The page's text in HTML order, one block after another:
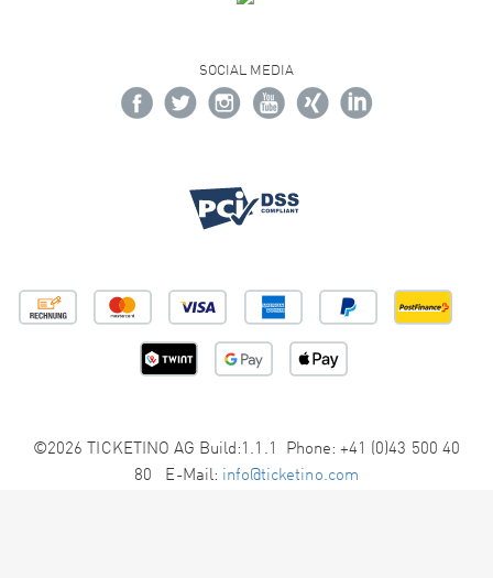
SOCIAL MEDIA
©2026 TICKETINO AG Build:1.1.1 Phone: +41 (0)43 500 40
80 E-Mail: info@ticketino.com